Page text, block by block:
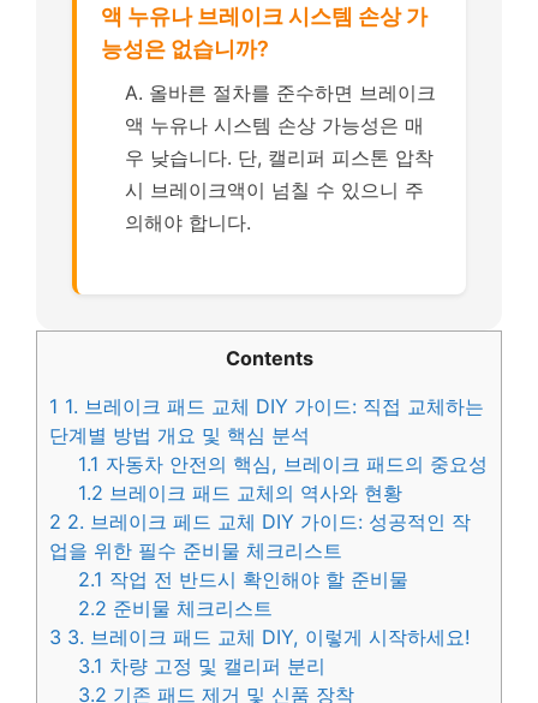
액 누유나 브레이크 시스템 손상 가
능성은 없습니까?
A. 올바른 절차를 준수하면 브레이크
액 누유나 시스템 손상 가능성은 매
우 낮습니다. 단, 캘리퍼 피스톤 압착
시 브레이크액이 넘칠 수 있으니 주
의해야 합니다.
Contents
1 1. 브레이크 패드 교체 DIY 가이드: 직접 교체하는
단계별 방법 개요 및 핵심 분석
1.1 자동차 안전의 핵심, 브레이크 패드의 중요성
1.2 브레이크 패드 교체의 역사와 현황
2 2. 브레이크 페드 교체 DIY 가이드: 성공적인 작
업을 위한 필수 준비물 체크리스트
2.1 작업 전 반드시 확인해야 할 준비물
2.2 준비물 체크리스트
3 3. 브레이크 패드 교체 DIY, 이렇게 시작하세요!
3.1 차량 고정 및 캘리퍼 분리
3.2 기존 패드 제거 및 신품 장착